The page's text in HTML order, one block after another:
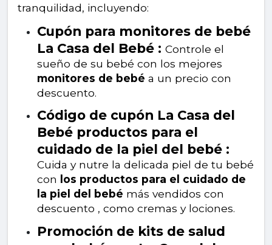
tranquilidad, incluyendo:
Cupón para monitores de bebé
La Casa del Bebé : Controle el
sueño de su bebé con los mejores
monitores de bebé a un precio con
descuento.
Código de cupón La Casa del
Bebé productos para el
cuidado de la piel del bebé :
Cuida y nutre la delicada piel de tu bebé
con
los productos para el cuidado de
la piel del bebé más vendidos con
descuento , como cremas y lociones.
Promoción de kits de salud